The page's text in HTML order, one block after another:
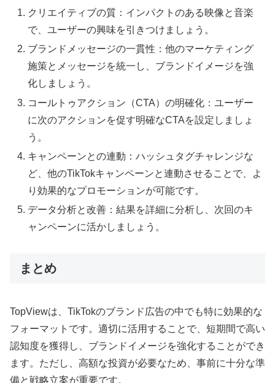
クリエイティブの質：インパクトのある映像と音楽
で、ユーザーの興味を引きつけましょう。
ブランドメッセージの一貫性：他のマーケティング
施策とメッセージを統一し、ブランドイメージを強
化しましょう。
コールトゥアクション（CTA）の明確化：ユーザー
に次のアクションを促す明確なCTAを設定しましょ
う。
キャンペーンとの連動：ハッシュタグチャレンジな
ど、他のTikTokキャンペーンと連動させることで、よ
り効果的なプロモーションが可能です。
データ分析と改善：結果を詳細に分析し、次回のキ
ャンペーンに活かしましょう。
まとめ
TopViewは、TikTokのブランド広告の中でも特に効果的な
フォーマットです。適切に活用することで、短期間で高い
認知度を獲得し、ブランドイメージを強化することができ
ます。ただし、高額な投資が必要なため、事前に十分な準
備と戦略立案が重要です。